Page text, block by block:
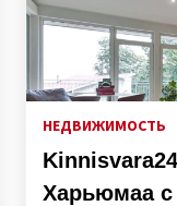
НЕДВИЖИМОСТЬ
Харьюмаа